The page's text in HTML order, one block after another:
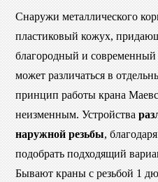
Снаружи металлического
пластиковый кожух,
благородный и современный
может различаться в
принцип работы крана
неизменным. Устройства
наружной резьбы,
подобрать подходящий
Бывают краны с резьбой 1